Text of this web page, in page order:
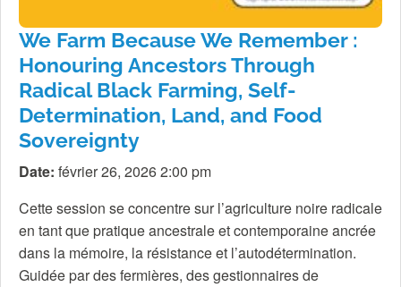
We Farm Because We Remember :
Honouring Ancestors Through
Radical Black Farming, Self-
Determination, Land, and Food
Sovereignty
Date: février 26, 2026 2:00 pm
Cette session se concentre sur l’agriculture noire radicale
en tant que pratique ancestrale et contemporaine ancrée
dans la mémoire, la résistance et l’autodétermination.
Guidée par des fermières, des gestionnaires de